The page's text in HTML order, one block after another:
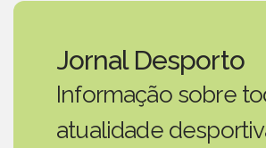
Jornal Desporto
Informação sobre
atualidade